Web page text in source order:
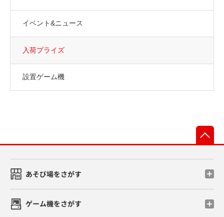
イベント&ニュース
入荷プライズ
設置ゲーム機
あそび場をさがす
ゲーム機をさがす